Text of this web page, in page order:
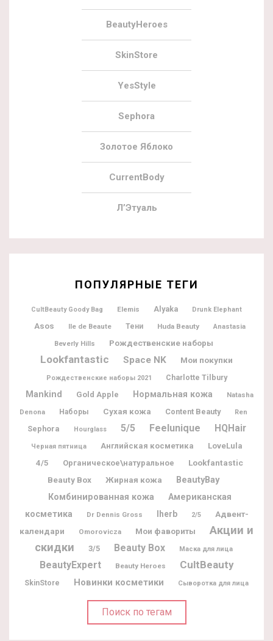
BeautyHeroes
SkinStore
YesStyle
Sephora
Золотое Яблоко
CurrentBody
Л’Этуаль
ПОПУЛЯРНЫЕ ТЕГИ
CultBeauty Goody Bag Elemis Alyaka Drunk Elephant
Asos Ile de Beaute Тени Huda Beauty Anastasia
Beverly Hills Рождественские наборы
Lookfantastic Space NK Мои покупки
Рождественские наборы 2021 Charlotte Tilbury
Mankind Gold Apple Нормальная кожа
Natasha
Denona
Наборы Сухая кожа Content Beauty Ren
Sephora Hourglass 5/5 Feelunique HQHair
Черная пятница Английская косметика
LoveLula
4/5
Органическое\натуральное
Lookfantastic
Beauty Box
Жирная кожа BeautyBay
Комбинированная кожа
Американская
косметика
Dr Dennis Gross Iherb 2/5
Адвент-
календари
Omorovicza Мои фавориты
Акции и
скидки
3/5 Beauty Box Маска для лица
BeautyExpert Beauty Heroes CultBeauty
SkinStore Новинки косметики Сыворотка для лица
Поиск по тегам